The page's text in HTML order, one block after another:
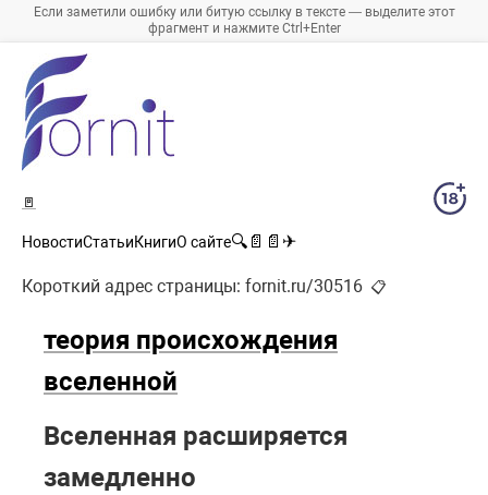
Если заметили ошибку или битую ссылку в тексте — выделите этот
фрагмент и нажмите Ctrl+Enter
🚪
НовостиСтатьиКнигиО сайте🔍 📄 📄 ✈
Короткий адрес страницы: fornit.ru/30516 📋
теория происхождения
вселенной
Вселенная расширяется
замедленно